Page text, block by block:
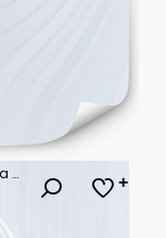
Chodnik i mur oporowy (prace końcowe) na odnowionej drodze w mieście. Chodnik przylegający do nowo wybudowanego muru oporowego, z starannie przyciętą zieloną roślinnością po jednej stronie.